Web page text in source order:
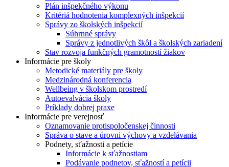
Plán inšpekčného výkonu
Kritériá hodnotenia komplexných inšpekcií
Správy zo školských inšpekcií
Súhrnné správy
Správy z jednotlivých škôl a školských zariadení
Stav rozvoja funkčných gramotností žiakov
Informácie pre školy
Metodické materiály pre školy
Medzinárodná konferencia
Wellbeing v školskom prostredí
Autoevalvácia školy
Príklady dobrej praxe
Informácie pre verejnosť
Oznamovanie protispoločenskej činnosti
Správa o stave a úrovni výchovy a vzdelávania
Podnety, sťažnosti a petície
Informácie k sťažnostiam
Podávanie podnetov, sťažností a petícii